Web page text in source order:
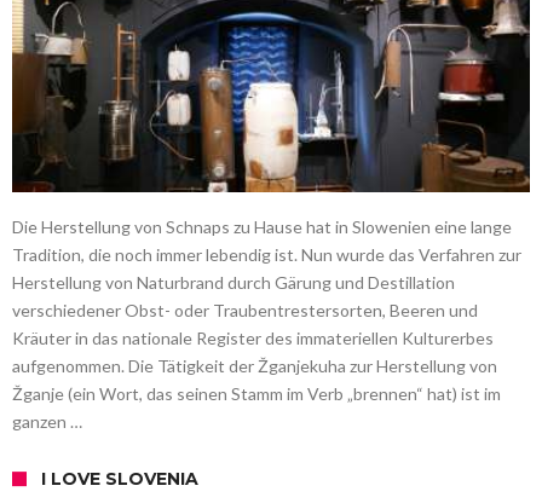
Die Herstellung von Schnaps zu Hause hat in Slowenien eine lange
Tradition, die noch immer lebendig ist. Nun wurde das Verfahren zur
Herstellung von Naturbrand durch Gärung und Destillation
verschiedener Obst- oder Traubentrestersorten, Beeren und
Kräuter in das nationale Register des immateriellen Kulturerbes
aufgenommen. Die Tätigkeit der Žganjekuha zur Herstellung von
Žganje (ein Wort, das seinen Stamm im Verb „brennen“ hat) ist im
ganzen …
I LOVE SLOVENIA